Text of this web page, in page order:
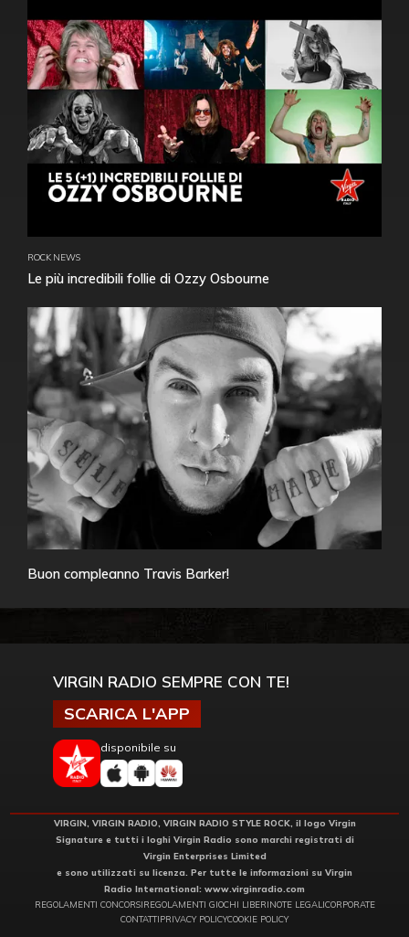
ROCK NEWS
Le più incredibili follie di Ozzy Osbourne
Buon compleanno Travis Barker!
VIRGIN RADIO SEMPRE CON TE!
SCARICA L'APP
disponibile su
VIRGIN, VIRGIN RADIO, VIRGIN RADIO STYLE ROCK, il logo Virgin
Signature e tutti i loghi Virgin Radio sono marchi registrati di
Virgin Enterprises Limited
e sono utilizzati su licenza. Per tutte le informazioni su Virgin
Radio International: www.virginradio.com
REGOLAMENTI CONCORSIREGOLAMENTI GIOCHI LIBERINOTE LEGALICORPORATE
CONTATTIPRIVACY POLICYCOOKIE POLICY